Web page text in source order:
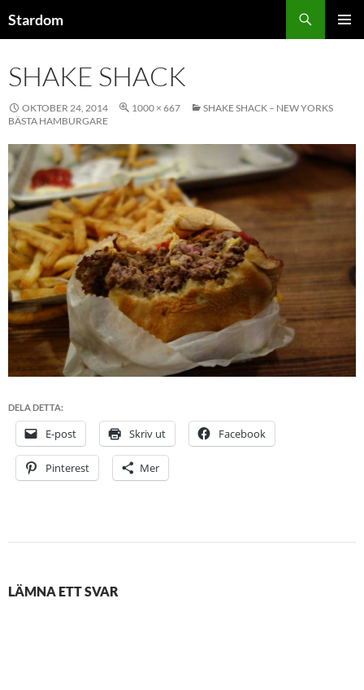
tillStardom
SHAKE SHACK
OKTOBER 24, 2014 1000 × 667
SHAKE SHACK – NEW YORKS
BÄSTA HAMBURGARE
DELA DETTA:
E-post Skriv ut Facebook
Pinterest Mer
LÄMNA ETT SVAR